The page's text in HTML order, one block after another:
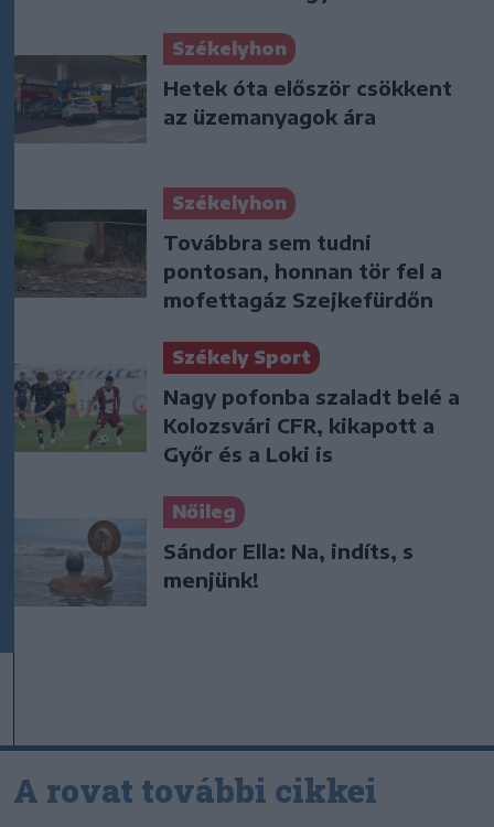
Székelyhon
Hetek óta először csökkent
az üzemanyagok ára
Székelyhon
Továbbra sem tudni
pontosan, honnan tör fel a
mofettagáz Szejkefürdőn
Székely Sport
Nagy pofonba szaladt belé a
Kolozsvári CFR, kikapott a
Győr és a Loki is
Nőileg
Sándor Ella: Na, indíts, s
menjünk!
A rovat további cikkei